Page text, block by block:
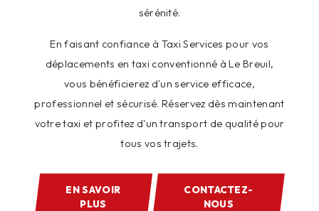
sérénité.
En faisant confiance à Taxi Services pour vos
déplacements en taxi conventionné à Le Breuil,
vous bénéficierez d'un service efficace,
professionnel et sécurisé. Réservez dès maintenant
votre taxi et profitez d'un transport de qualité pour
tous vos trajets.
EN SAVOIR
PLUS
CONTACTEZ-
NOUS